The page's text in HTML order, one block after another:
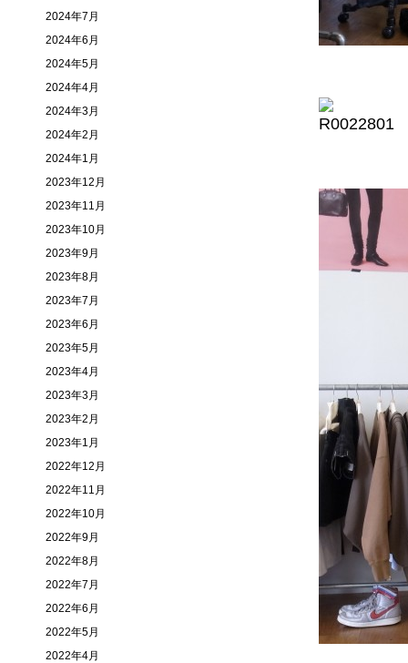
2024年7月
2024年6月
2024年5月
2024年4月
2024年3月
2024年2月
2024年1月
2023年12月
2023年11月
2023年10月
2023年9月
2023年8月
2023年7月
2023年6月
2023年5月
2023年4月
2023年3月
2023年2月
2023年1月
2022年12月
2022年11月
2022年10月
2022年9月
2022年8月
2022年7月
2022年6月
2022年5月
2022年4月